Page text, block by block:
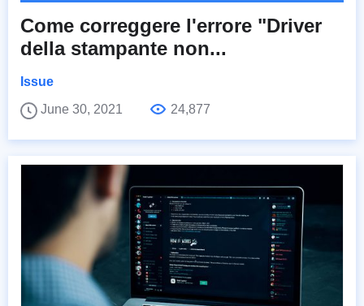
Come correggere l'errore "Driver
della stampante non...
Issue
June 30, 2021
24,877